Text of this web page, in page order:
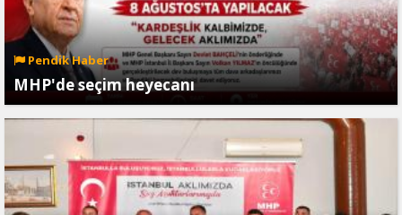
Pendik Haber
MHP'de seçim heyecanı